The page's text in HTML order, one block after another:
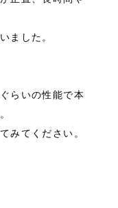
ました。
らいの性能で本
みてください。